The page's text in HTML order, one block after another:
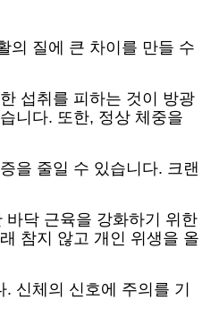
의 질에 큰 차이를 만들 수
섭취를 피하는 것이 방광
니다. 또한, 정상 체중을
을 줄일 수 있습니다. 크랜
닥 근육을 강화하기 위한
참지 않고 개인 위생을 올
신체의 신호에 주의를 기